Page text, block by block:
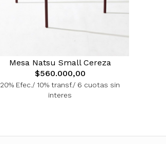
Mesa Natsu Small Cereza
$560.000,00
20% Efec./ 10% transf./ 6 cuotas sin
interes